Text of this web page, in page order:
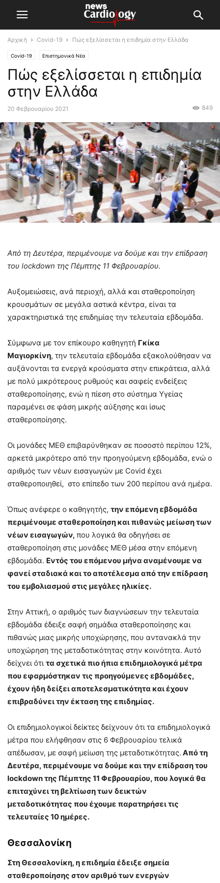
Αρχική Covid-19 Πώς εξελίσσεται η επιδημία στην Ελλάδα
Covid-19 Επιστημονικά Νέα
Πώς εξελίσσεται η επιδημία
στην Ελλάδα
20 Φεβρουαρίου 2021 849
Από τη Δευτέρα, περιμένουμε να δούμε και την επίδραση
του lockdown της Πέμπτης 11 Φεβρουαρίου.
Αυξομειώσεις, ανά περιοχή, αλλά και σταθεροποίηση
κρουσμάτων σε μεγάλα αστικά κέντρα, είναι τα
χαρακτηριστικά της επιδημίας την τελευταία εβδομάδα.
Σύμφωνα με τον επίκουρο καθηγητή Γκίκα
Μαγιορκίνη, την τελευταία εβδομάδα εξακολούθησαν να
αυξάνονται τα ενεργά κρούσματα στην επικράτεια, αλλά
με πολύ μικρότερους ρυθμούς και σαφείς ενδείξεις
σταθεροποίησης, ενώ η πίεση στο σύστημα Υγείας
παραμένει σε φάση μικρής αύξησης και ίσως
σταθεροποίησης.
Οι μονάδες ΜΕΘ επιβαρύνθηκαν σε ποσοστό περίπου 12%,
αρκετά μικρότερο από την προηγούμενη εβδομάδα, ενώ ο
αριθμός των νέων εισαγωγών με Covid έχει
σταθεροποιηθεί, στο επίπεδο των 200 περίπου ανά ημέρα.
Όπως ανέφερε ο καθηγητής, την επόμενη εβδομάδα
περιμένουμε σταθεροποίηση και πιθανώς μείωση των
νέων εισαγωγών, που λογικά θα οδηγήσει σε
σταθεροποίηση στις μονάδες ΜΕΘ μέσα στην επόμενη
εβδομάδα. Εντός του επόμενου μήνα αναμένουμε να
φανεί σταδιακά και το αποτέλεσμα από την επίδραση
του εμβολιασμού στις μεγάλες ηλικίες.
Στην Αττική, ο αριθμός των διαγνώσεων την τελευταία
εβδομάδα έδειξε σαφή σημάδια σταθεροποίησης και
πιθανώς μιας μικρής υποχώρησης, που αντανακλά την
υποχώρηση της μεταδοτικότητας στην κοινότητα. Αυτό
δείχνει ότι τα σχετικά πιο ήπια επιδημιολογικά μέτρα
που εφαρμόστηκαν τις προηγούμενες εβδομάδες,
έχουν ήδη δείξει αποτελεσματικότητα και έχουν
επιβραδύνει την έκταση της επιδημίας.
Οι επιδημιολογικοί δείκτες δείχνουν ότι τα επιδημιολογικά
μέτρα που ελήφθησαν στις 6 Φεβρουαρίου τελικά
απέδωσαν, με σαφή μείωση της μεταδοτικότητας. Από τη
Δευτέρα, περιμένουμε να δούμε και την επίδραση του
lockdown της Πέμπτης 11 Φεβρουαρίου, που λογικά θα
επιταχύνει τη βελτίωση των δεικτών
μεταδοτικότητας που έχουμε παρατηρήσει τις
τελευταίες 10 ημέρες.
Θεσσαλονίκη
Στη Θεσσαλονίκη, η επιδημία έδειξε σημεία
σταθεροποίησης στον αριθμό των ενεργών